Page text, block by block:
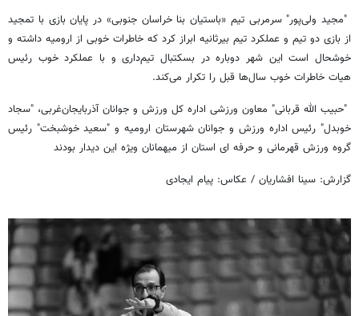
"مجید ولی‌پور" سرمربی تیم «باستیان بنا خراسان جنوبی» در پایان بازی با تمجید
از بازی دو تیم و عملکرد تیم بیرثانیه ابراز کرد که خاطرات خوبی از ارومیه داشته و
خوشحال است این شهر دوباره در بسکتبال تیم‌داری و با عملکرد خوب رئیس
هیات خاطرات خوب سال‌ها قبل را تکرار می‌کند.
"حبیب الله قربانی" معاون ورزشی اداره کل ورزش و جوانان آذربایجان‌غربی، "سجاد
خوبدل" رئیس اداره ورزش و جوانان شهرستان ارومیه و "سعید خوشبخت" رئیس
گروه ورزش قهرمانی و حرفه ای استان از میهمانان ویژه این دیدار بودند
گزارش: سینا افشاریان / عکاس: پیام ایجادی